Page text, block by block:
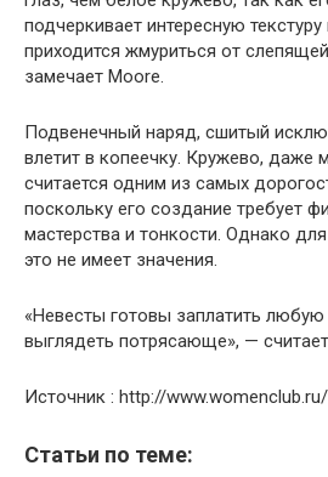
подчеркивает интересную
приходится жмуриться от
замечает Moore.
Подвенечный наряд, сшитый
влетит в копеечку. Кружево, даже
считается одним из самых
поскольку его создание требует
мастерства и тонкости. Однако
это не имеет значения.
«Невесты готовы заплатить
выглядеть потрясающе», —
Источник : http://
Статьи по теме: